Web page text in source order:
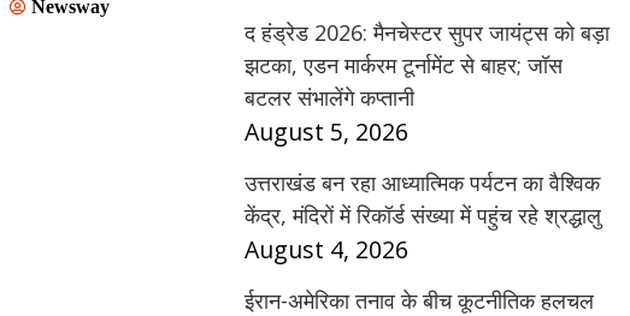
Newsway
द हंड्रेड 2026: मैनचेस्टर सुपर जायंट्स को बड़ा
झटका, एडन मार्करम टूर्नामेंट से बाहर; जॉस
बटलर संभालेंगे कप्तानी
August 5, 2026
उत्तराखंड बन रहा आध्यात्मिक पर्यटन का वैश्विक
केंद्र, मंदिरों में रिकॉर्ड संख्या में पहुंच रहे श्रद्धालु
August 4, 2026
ईरान-अमेरिका तनाव के बीच कूटनीतिक हलचल